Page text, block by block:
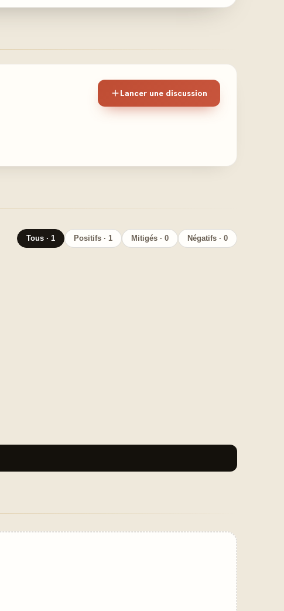
Lancer une discussion
Tous · 1 Positifs · 1 Mitigés · 0 Négatifs · 0